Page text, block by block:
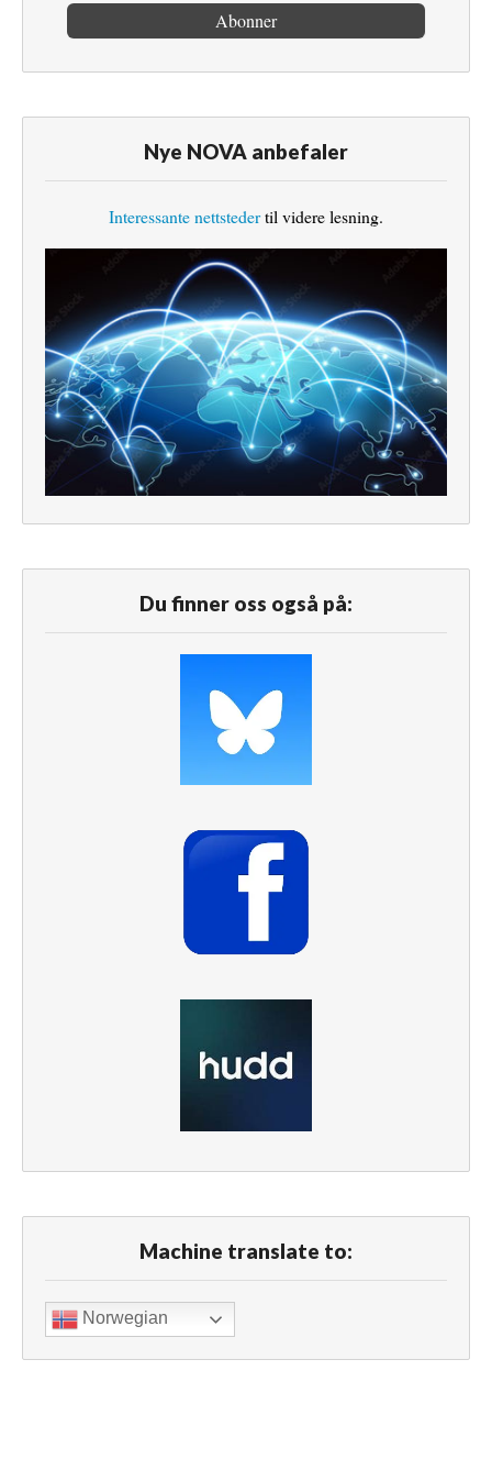
Nye NOVA anbefaler
Interessante nettstedertil videre lesning.
Du finner oss også på:
Machine translate to:
Norwegian